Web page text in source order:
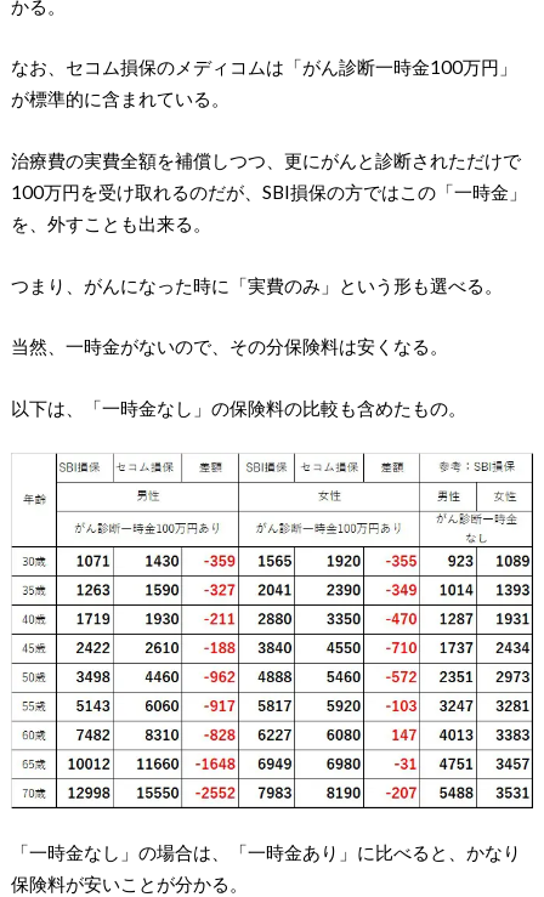
かる。
なお、セコム損保のメディコムは「がん診断一時金100万円」
が標準的に含まれている。
治療費の実費全額を補償しつつ、更にがんと診断されただけで
100万円を受け取れるのだが、SBI損保の方ではこの「一時金」
を、外すことも出来る。
つまり、がんになった時に「実費のみ」という形も選べる。
当然、一時金がないので、その分保険料は安くなる。
以下は、「一時金なし」の保険料の比較も含めたもの。
「一時金なし」の場合は、「一時金あり」に比べると、かなり
保険料が安いことが分かる。